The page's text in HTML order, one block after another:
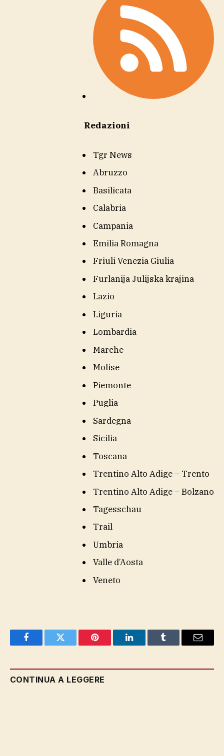
Redazioni
Tgr News
Abruzzo
Basilicata
Calabria
Campania
Emilia Romagna
Friuli Venezia Giulia
Furlanija Julijska krajina
Lazio
Liguria
Lombardia
Marche
Molise
Piemonte
Puglia
Sardegna
Sicilia
Toscana
Trentino Alto Adige – Trento
Trentino Alto Adige – Bolzano
Tagesschau
Trail
Umbria
Valle d’Aosta
Veneto
FacebookTwitter Pinterest LinkedInTumblr Email
CONTINUA A LEGGERE